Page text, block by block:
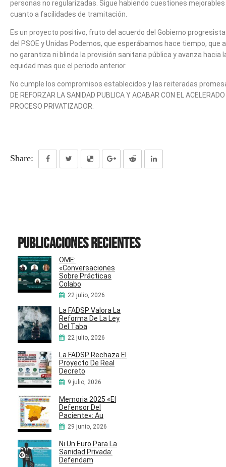
personas no regularizadas. Sigue habiendo cuestiones mejorables
cuanto a facilidades de tramitación.
Es un proyecto positivo, fruto del acuerdo del Gobierno progresista
del PSOE y Unidas Podemos, que esperábamos hace tiempo, que
no garantiza ni blinda la provisión sanitaria pública y avanza hacia
equidad mas que el periodo anterior.
No cumple los compromisos establecidos y las reiteradas
DE REFORZAR LA SANIDAD PUBLICA Y ACABAR CON EL ACELERADO
PROCESO PRIVATIZADOR.
Share:
Publicaciones recientes
OME:
«Conversaciones
Sobre Prácticas
Colabo
22 julio, 2026
La FADSP Valora La
Reforma De La Ley
Del Taba
22 julio, 2026
La FADSP Rechaza El
Proyecto De Real
Decreto
9 julio, 2026
Memoria 2025 «El
Defensor Del
Paciente»: Au
29 junio, 2026
Ni Un Euro Para La
Sanidad Privada:
Defendam